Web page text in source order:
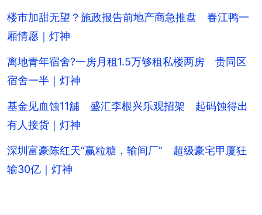
楼市加甜无望？施政报告前地产商急推盘 春江鸭一
厢情愿｜灯神
离地青年宿舍?一房月租1.5万够租私楼两房 贵同区
宿舍一半｜灯神
基金见血蚀11舖 盛汇李根兴乐观招架 起码蚀得出
有人接货｜灯神
深圳富豪陈红天“赢粒糖，输间厂” 超级豪宅甲厦狂
输30亿｜灯神